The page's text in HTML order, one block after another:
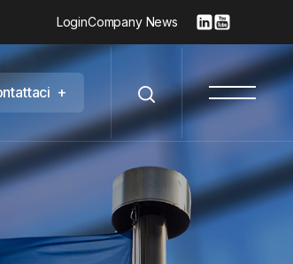
LoginCompany News
ntattaci +